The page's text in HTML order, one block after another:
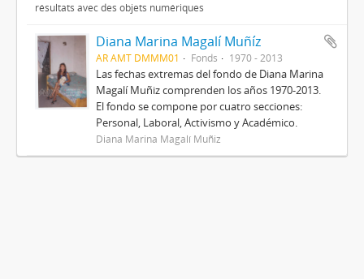
résultats avec des objets numériques
Diana Marina Magalí Muñíz
AR AMT DMMM01 Fonds 1970 - 2013
Las fechas extremas del fondo de Diana Marina
Magalí Muñiz comprenden los años 1970-2013.
El fondo se compone por cuatro secciones:
Personal, Laboral, Activismo y Académico.
Diana Marina Magalí Muñiz